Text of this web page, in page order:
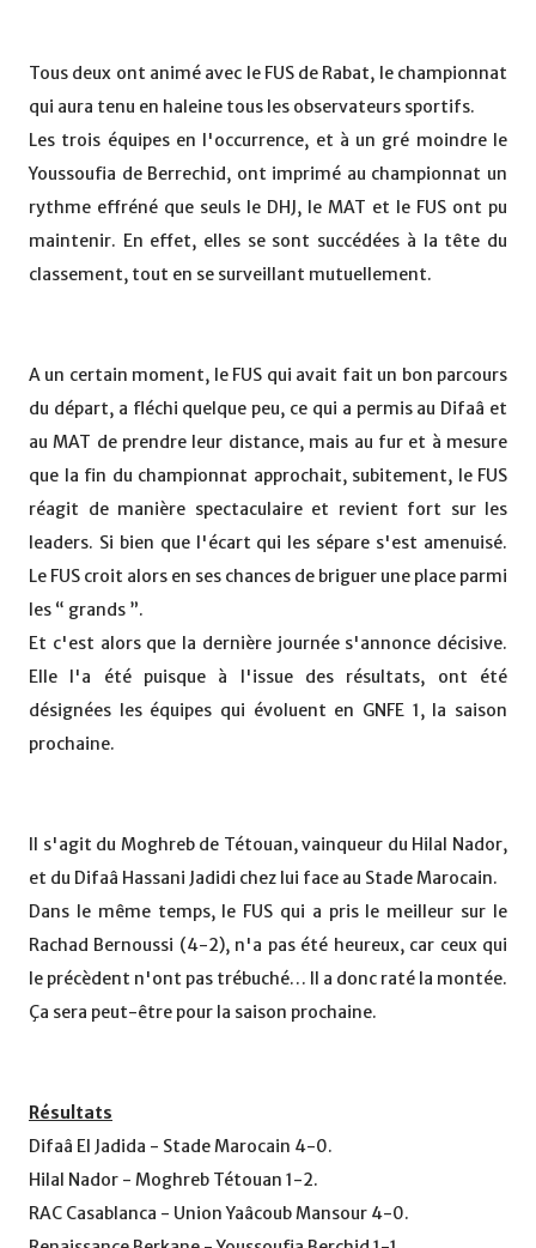
Tous deux ont animé avec le FUS de Rabat, le championnat
qui aura tenu en haleine tous les observateurs sportifs.
Les trois équipes en l'occurrence, et à un gré moindre le
Youssoufia de Berrechid, ont imprimé au championnat un
rythme effréné que seuls le DHJ, le MAT et le FUS ont pu
maintenir. En effet, elles se sont succédées à la tête du
classement, tout en se surveillant mutuellement.
A un certain moment, le FUS qui avait fait un bon parcours
du départ, a fléchi quelque peu, ce qui a permis au Difaâ et
au MAT de prendre leur distance, mais au fur et à mesure
que la fin du championnat approchait, subitement, le FUS
réagit de manière spectaculaire et revient fort sur les
leaders. Si bien que l'écart qui les sépare s'est amenuisé.
Le FUS croit alors en ses chances de briguer une place parmi
les “ grands ”.
Et c'est alors que la dernière journée s'annonce décisive.
Elle l'a été puisque à l'issue des résultats, ont été
désignées les équipes qui évoluent en GNFE 1, la saison
prochaine.
Il s'agit du Moghreb de Tétouan, vainqueur du Hilal Nador,
et du Difaâ Hassani Jadidi chez lui face au Stade Marocain.
Dans le même temps, le FUS qui a pris le meilleur sur le
Rachad Bernoussi (4-2), n'a pas été heureux, car ceux qui
le précèdent n'ont pas trébuché… Il a donc raté la montée.
Ça sera peut-être pour la saison prochaine.
Résultats
Difaâ El Jadida - Stade Marocain 4-0.
Hilal Nador - Moghreb Tétouan 1-2.
RAC Casablanca - Union Yaâcoub Mansour 4-0.